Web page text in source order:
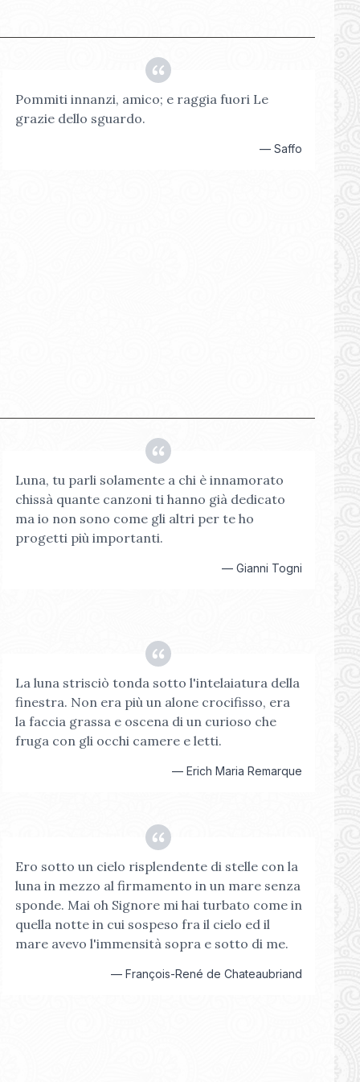
Pommiti innanzi, amico; e raggia fuori Le
grazie dello sguardo.
— Saffo
Luna, tu parli solamente a chi è innamorato
chissà quante canzoni ti hanno già dedicato
ma io non sono come gli altri per te ho
progetti più importanti.
— Gianni Togni
La luna strisciò tonda sotto l'intelaiatura della
finestra. Non era più un alone crocifisso, era
la faccia grassa e oscena di un curioso che
fruga con gli occhi camere e letti.
— Erich Maria Remarque
Ero sotto un cielo risplendente di stelle con la
luna in mezzo al firmamento in un mare senza
sponde. Mai oh Signore mi hai turbato come in
quella notte in cui sospeso fra il cielo ed il
mare avevo l'immensità sopra e sotto di me.
— François-René de Chateaubriand